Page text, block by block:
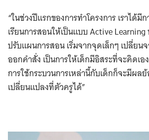
“ในช่วงปีแรกของการทำโครงการ เราได้มี
เรียนการสอนให้เป็นแบบ Active
ปรับแผนการสอน เริ่มจากจุดเล็กๆ เปลี่ยน
ออกคำสั่ง เป็นการให้เด็กมีอิสระที่จะคิดเอ
การใช้กระบวนการเหล่านี้กับเด็กก็จะมีผล
เปลี่ยนแปลงที่ตัวครูได้”